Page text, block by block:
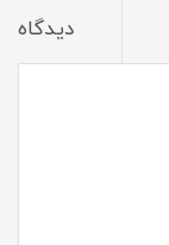
دیدگاه‌ها